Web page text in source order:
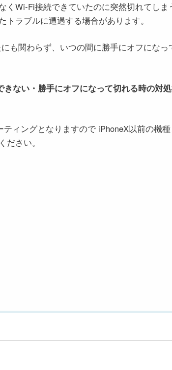
くWi-Fi接続できていたのに突然切れてしま
ラブルに遭遇する場合があります。
も関わらず、いつの間に勝手にオフになっ
ない・勝手にオフになって切れる時の対
ィングとなりますので iPhoneX以前の機
さい。